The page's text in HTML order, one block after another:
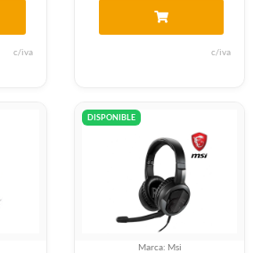
c/iva c/iva
DISPONIBLE
Marca: Msi